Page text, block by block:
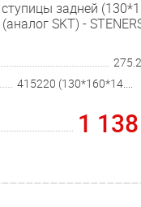
задней
SKT) -
1 138